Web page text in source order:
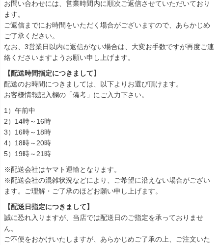
お問い合わせには、営業時間内に順次ご返信させていただいており
ます。
ご返信までにお時間をいただく場合がございますので、あらかじめ
ご了承ください。
なお、3営業日以内に返信がない場合は、大変お手数ですが再度ご連
絡くださいますようお願い申し上げます。
【配送時間指定につきまして】
配送のお時間につきましては、以下よりお選び頂けます。
お客様情報記入欄の「備考」にご入力下さい。
1）午前中
2）14時～16時
3）16時～18時
4）18時～20時
5）19時～21時
※配送会社はヤマト運輸となります。
※配送会社の混雑状況などにより、ご希望に沿えない場合がござい
ます。ご理解・ご了承のほどお願い申し上げます。
【配送日指定につきまして】
誠に恐れ入りますが、当店では配送日のご指定を承っておりませ
ん。
ご不便をおかけいたしますが、あらかじめご了承の上、ご注文いた